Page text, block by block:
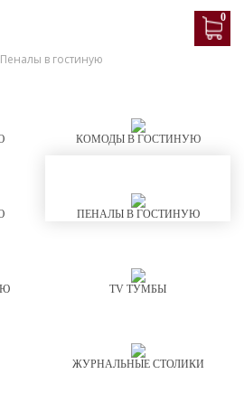
0
Пеналы в гостиную
КОМОДЫ В ГОСТИНУЮ
ПЕНАЛЫ В ГОСТИНУЮ
TV ТУМБЫ
ЖУРНАЛЬНЫЕ СТОЛИКИ